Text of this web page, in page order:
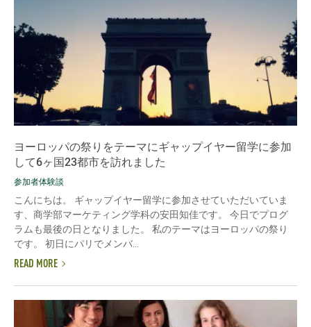
ヨーロッパの祭りをテーマにギャップイヤー留学に参加
して6ヶ国23都市を訪れました
参加者体験談
こんにちは。 ギャップイヤー留学に参加させていただいていま
す、商学部マーケティング学科の安田知佳です。 今日でプログ
ラムも最後の日となりました。 私のテーマはヨーロッパの祭り
です。 初日にパリでメンバ...
READ MORE